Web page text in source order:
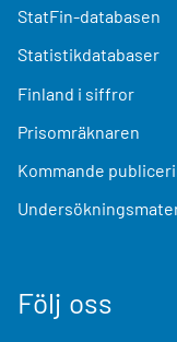
StatFin-databasen
Statistikdatabaser
Finland i siffror
Prisomräknaren
Kommande
Följ oss